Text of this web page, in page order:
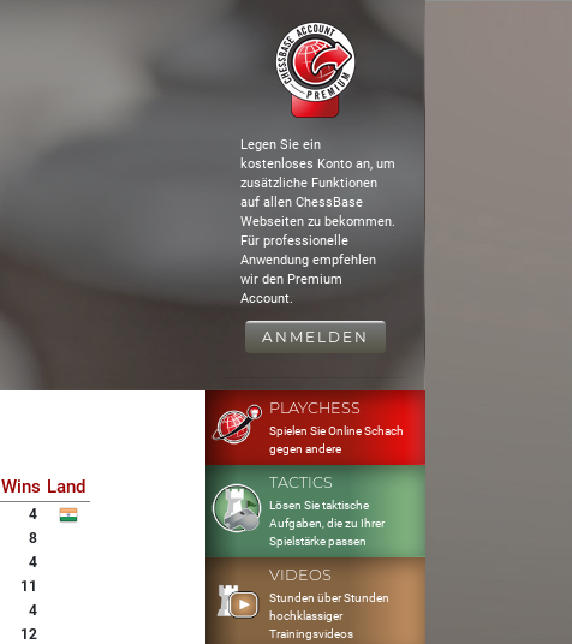
Legen Sie ein
kostenloses Konto an, um
zusätzliche Funktionen
auf allen ChessBase
Webseiten zu bekommen.
Für professionelle
Anwendung empfehlen
wir den Premium
Account.
ANMELDEN
Wins Land
4
8
4
11
4
12
PLAYCHESS
Spielen Sie Online Schach
gegen andere
TACTICS
Lösen Sie taktische
Aufgaben, die zu Ihrer
Spielstärke passen
VIDEOS
Stunden über Stunden
hochklassiger
Trainingsvideos